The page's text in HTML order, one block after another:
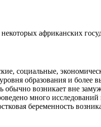
африканских
социальные,
образования и
обычно возникает вне
много
беременность